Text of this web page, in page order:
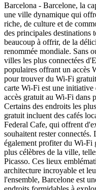
Barcelona - Barcelone, la
une ville dynamique qui
riche, de culture et de
des principales destinations
beaucoup à offrir, de la
renommée mondiale. Sans
villes les plus connectées
populaires offrant un accès
pour trouver du Wi-Fi
carte Wi-Fi est une
accès gratuit au Wi-Fi dans
Certains des endroits les
gratuit incluent des cafés
Federal Cafe, qui offrent
souhaitent rester
également profiter du Wi-Fi
plus célèbres de la ville,
Picasso. Ces lieux
architecture incroyable et
l'ensemble, Barcelone est